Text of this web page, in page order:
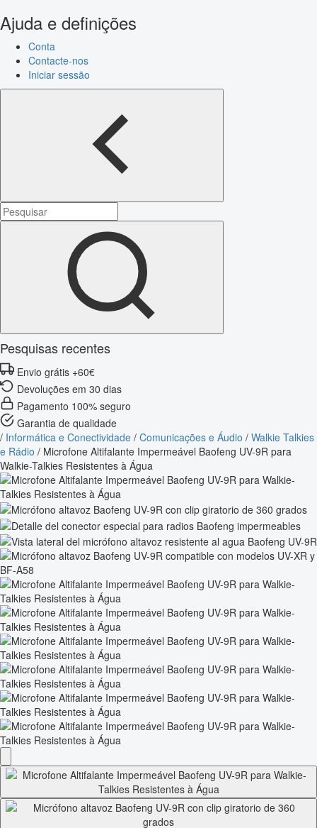
Ajuda e definições
Conta
Contacte-nos
Iniciar sessão
Pesquisas recentes
Envio grátis +60€
Devoluções em 30 dias
Pagamento 100% seguro
Garantia de qualidade
/ Informática e Conectividade / Comunicações e Áudio / Walkie Talkies
e Rádio / Microfone Altifalante Impermeável Baofeng UV-9R para
Walkie-Talkies Resistentes à Água